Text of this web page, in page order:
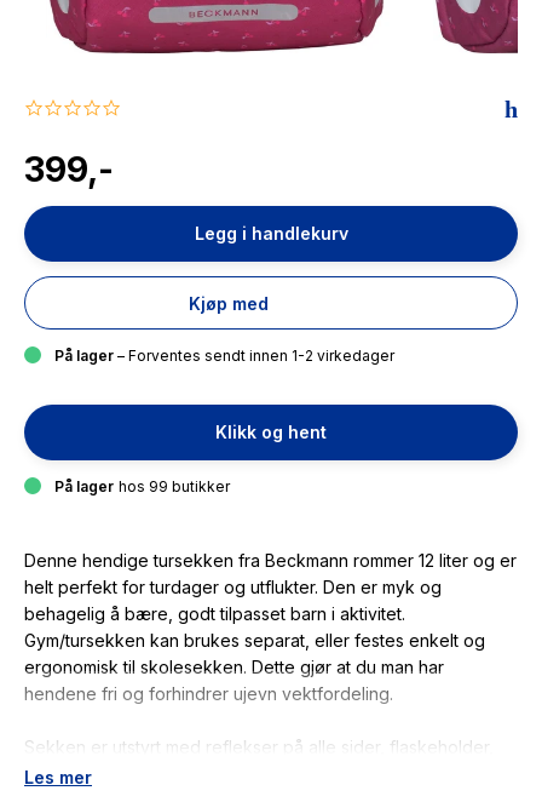
0.0
rating
399,-
Legg i handlekurv
Kjøp med
På lager – Forventes sendt innen 1-2 virkedager
Klikk og hent
På lager hos 99 butikker
Denne hendige tursekken fra Beckmann rommer 12 liter og er
helt perfekt for turdager og utflukter. Den er myk og
behagelig å bære, godt tilpasset barn i aktivitet.
Gym/tursekken kan brukes separat, eller festes enkelt og
ergonomisk til skolesekken. Dette gjør at du man har
hendene fri og forhindrer ujevn vektfordeling.
Sekken er utstyrt med reflekser på alle sider, flaskeholder,
hoftebelte og brystrem som gjør den ideell for turdager og
Les mer